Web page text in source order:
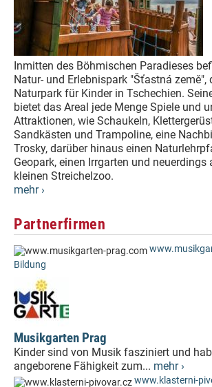
Inmitten des Böhmischen Paradieses
Natur- und Erlebnispark "Šťastná země",
Naturpark für Kinder in Tschechien.
bietet das Areal jede Menge Spiele und
Attraktionen, wie Schaukeln,
Sandkästen und Trampoline, eine
Trosky, darüber hinaus einen
Geopark, einen Irrgarten und neuerdings
kleinen Streichelzoo.
mehr ›
Partnerfirmen
Bildung
Musikgarten Prag
Kinder sind von Musik fasziniert und
angeborene Fähigkeit zum... mehr ›
www.klasterni-